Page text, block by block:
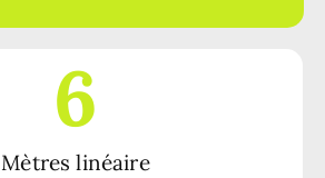
Mètres linéaire
6